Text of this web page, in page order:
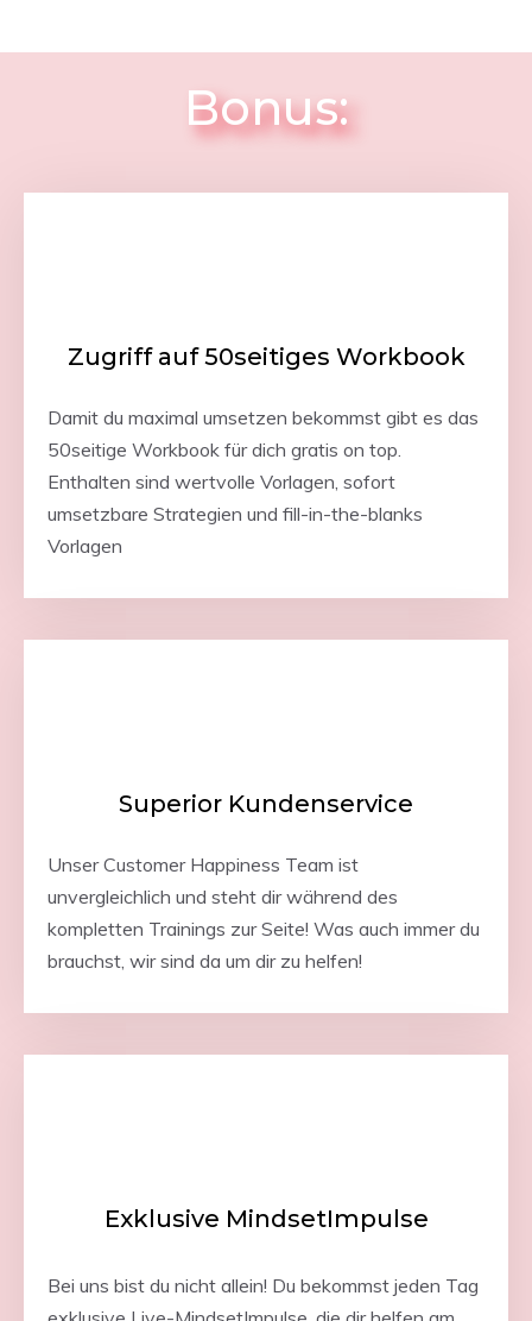
Bonus:
Zugriff auf 50seitiges Workbook
Damit du maximal umsetzen bekommst gibt es das
50seitige Workbook für dich gratis on top.
Enthalten sind wertvolle Vorlagen, sofort
umsetzbare Strategien und fill-in-the-blanks
Vorlagen
Superior Kundenservice
Unser Customer Happiness Team ist
unvergleichlich und steht dir während des
kompletten Trainings zur Seite! Was auch immer du
brauchst, wir sind da um dir zu helfen!
Exklusive MindsetImpulse
Bei uns bist du nicht allein! Du bekommst jeden Tag